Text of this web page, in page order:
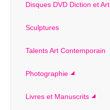
Disques DVD Diction et Art
Sculptures
Talents Art Contemporain
Photographie
Livres et Manuscrits